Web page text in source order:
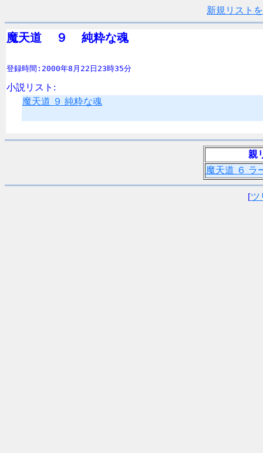
新規リスト
魔天道  ９  純粋な魂
登録時間:2000年8月22日23時35分
小説リスト:
魔天道 ９ 純粋な魂
親
魔天道 ６ ラ
[ツ